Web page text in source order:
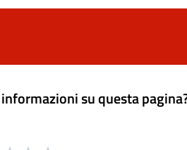
su questa